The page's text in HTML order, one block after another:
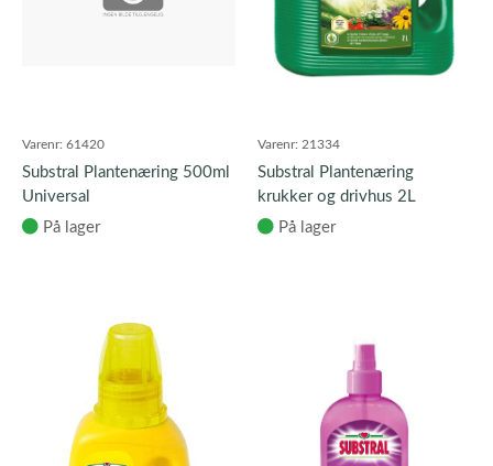
Varenr: 61420
Substral Plantenæring 500ml
Universal
På lager
Varenr: 21334
Substral Plantenæring
krukker og drivhus 2L
På lager